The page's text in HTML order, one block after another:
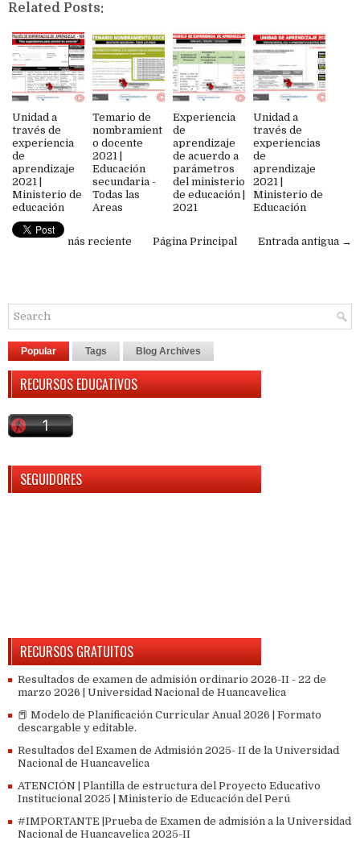
Related Posts:
Unidad a
través de
experiencia
de
aprendizaje
2021 |
Ministerio de
educación
Temario de
nombramient
o docente
2021 |
Educación
secundaria -
Todas las
Areas
Experiencia
de
aprendizaje
de acuerdo a
parámetros
del ministerio
de educación |
2021
Unidad a
través de
experiencias
de
aprendizaje
2021 |
Ministerio de
Educación
← Entrada más reciente Entrada antigua →
Página Principal
Popular Tags Blog Archives
RECURSOS EDUCATIVOS
SEGUIDORES
RECURSOS GRATUITOS
Resultados de examen de admisión ordinario 2026-II - 22 de
marzo 2026 | Universidad Nacional de Huancavelica
📕 Modelo de Planificación Curricular Anual 2026 | Formato
descargable y editable.
Resultados del Examen de Admisión 2025- II de la Universidad
Nacional de Huancavelica
ATENCIÓN | Plantilla de estructura del Proyecto Educativo
Institucional 2025 | Ministerio de Educación del Perú
#IMPORTANTE |Prueba de Examen de admisión a la Universidad
Nacional de Huancavelica 2025-II